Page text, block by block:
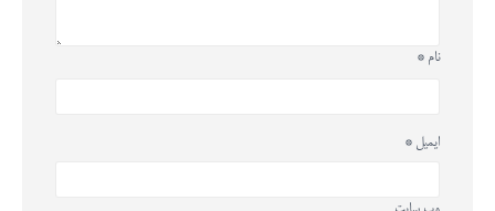
نام *
ایمیل *